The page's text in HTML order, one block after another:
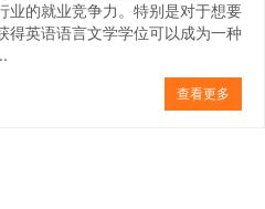
业的就业竞争力。特别是对于想要
得英语语言文学学位可以成为一种
查看更多